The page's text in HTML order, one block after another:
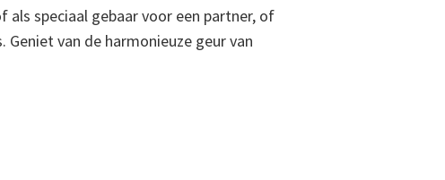
als speciaal gebaar voor een partner, of
van de harmonieuze geur van